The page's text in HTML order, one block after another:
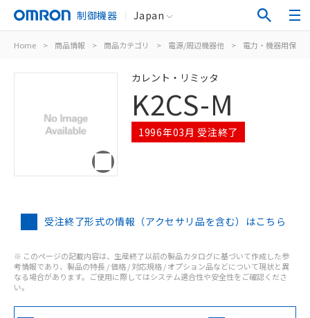
制御機器 Japan
Home > 商品情報 > 商品カテゴリ > 電源/周辺機器他 > 電力・機器用保護
カレント・リミッタ
K2CS-M
1996年03月 受注終了
受注終了形式の情報（アクセサリ品を含む）はこちら
※ このページの記載内容は、生産終了以前の製品カタログに基づいて作成した参
考情報であり、製品の特長 / 価格 / 対応規格 / オプション品などについて現状と異
なる場合があります。ご使用に際してはシステム適合性や安全性をご確認くださ
い。